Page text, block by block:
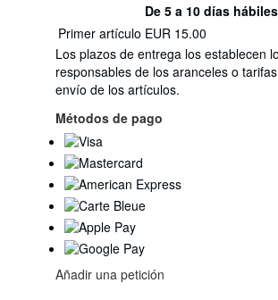
Tarifas
de
envío
de
Italia
a
Estados
Unidos
de
America
Cantidad
del
pedido
De 5 a 10 días hábiles
Primer artículo EUR 15.00
Los plazos de entrega los establecen
responsables de los aranceles o
envío de los artículos.
Métodos de pago
Añadir una petición